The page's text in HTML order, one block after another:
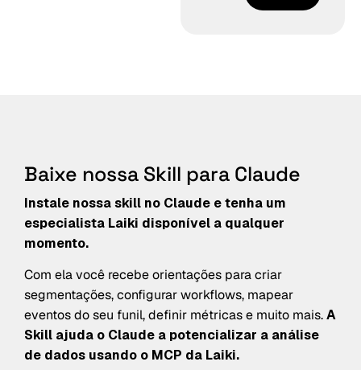
Baixe nossa Skill para Claude
Instale nossa skill no Claude e tenha um
especialista Laiki disponível a qualquer
momento.
Com ela você recebe orientações para criar
segmentações, configurar workflows, mapear
eventos do seu funil, definir métricas e muito mais.A
Skill ajuda o Claude a potencializar a análise
de dados usando o MCP da Laiki.